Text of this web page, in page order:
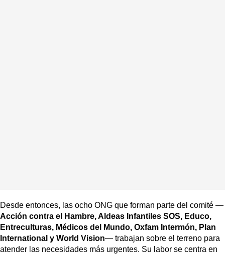
Desde entonces, las ocho ONG que forman parte del comité —
Acción contra el Hambre, Aldeas Infantiles SOS, Educo,
Entreculturas, Médicos del Mundo, Oxfam Intermón, Plan
International y World Vision— trabajan sobre el terreno para
atender las necesidades más urgentes. Su labor se centra en